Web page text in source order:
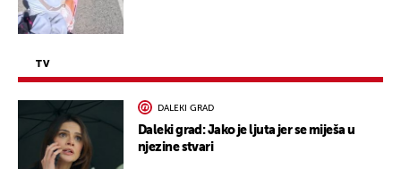
TV
DALEKI GRAD
Daleki grad: Jako je ljuta jer se miješa u
njezine stvari